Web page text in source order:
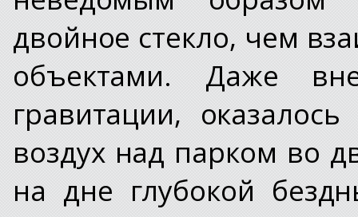
двойное стекло, чем
объектами. Даже
гравитации,
воздух над парком во
на дне глубокой